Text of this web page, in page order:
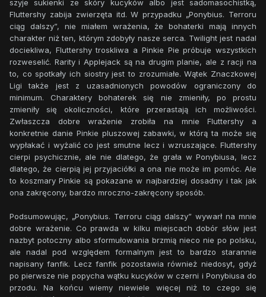
szyje sukienki ze skóry kucyków albo jest sadomasochistką,
Fluttershy zabija zwierzęta itd. W przypadku „Ponybius. Terroru
ciąg dalszy”, nie miałem wrażenia, że bohaterki mają innych
charakter niż ten, którym zdobyły nasze serca. Twilight jest nadal
dociekliwa, Fluttershy troskliwa a Pinkie Pie próbuje wszystkich
rozweselić. Rarity i Applejack są na drugim planie, ale z racji na
to, co spotkały ich siostry jest to zrozumiałe. Wątek Znaczkowej
Ligi także jest z uzasadnionych powodów ograniczony do
minimum. Charaktery bohaterek się nie zmieniły, po prostu
zmieniły się okoliczności, które przerastają ich możliwości.
Zwłaszcza dobre wrażenie zrobiła na mnie Fluttershy a
konkretnie danie Pinkie pluszowej zabawki, w którą ta może się
wypłakać i wyżalić co jest smutne lecz i wzruszające. Fluttershy
cierpi psychicznie, ale nie dlatego, że grała w Ponybiusa, lecz
dlatego, że cierpią jej przyjaciółki a ona nie może im pomóc. Ale
to koszmary Pinkie są pokazane w najbardziej dosadny i tak jak
ona zakręcony, bardzo mroczno-zakręcony sposób.
Podsumowując, „Ponybius. Terroru ciąg dalszy” wywarł na mnie
dobre wrażenie. Co prawda w kilku miejscach dobór słów jest
nazbyt potoczny albo sformułowania brzmią nieco nie po polsku,
ale nadal pod względem formalnym jest to bardzo starannie
napisany fanfik. Lecz fanfik pozostawia również niedosyt, gdyż
po pierwsze nie popycha wątku kucyków w czerni i Ponybiusa do
przodu. Na końcu wiemy niewiele więcej niż to czego się